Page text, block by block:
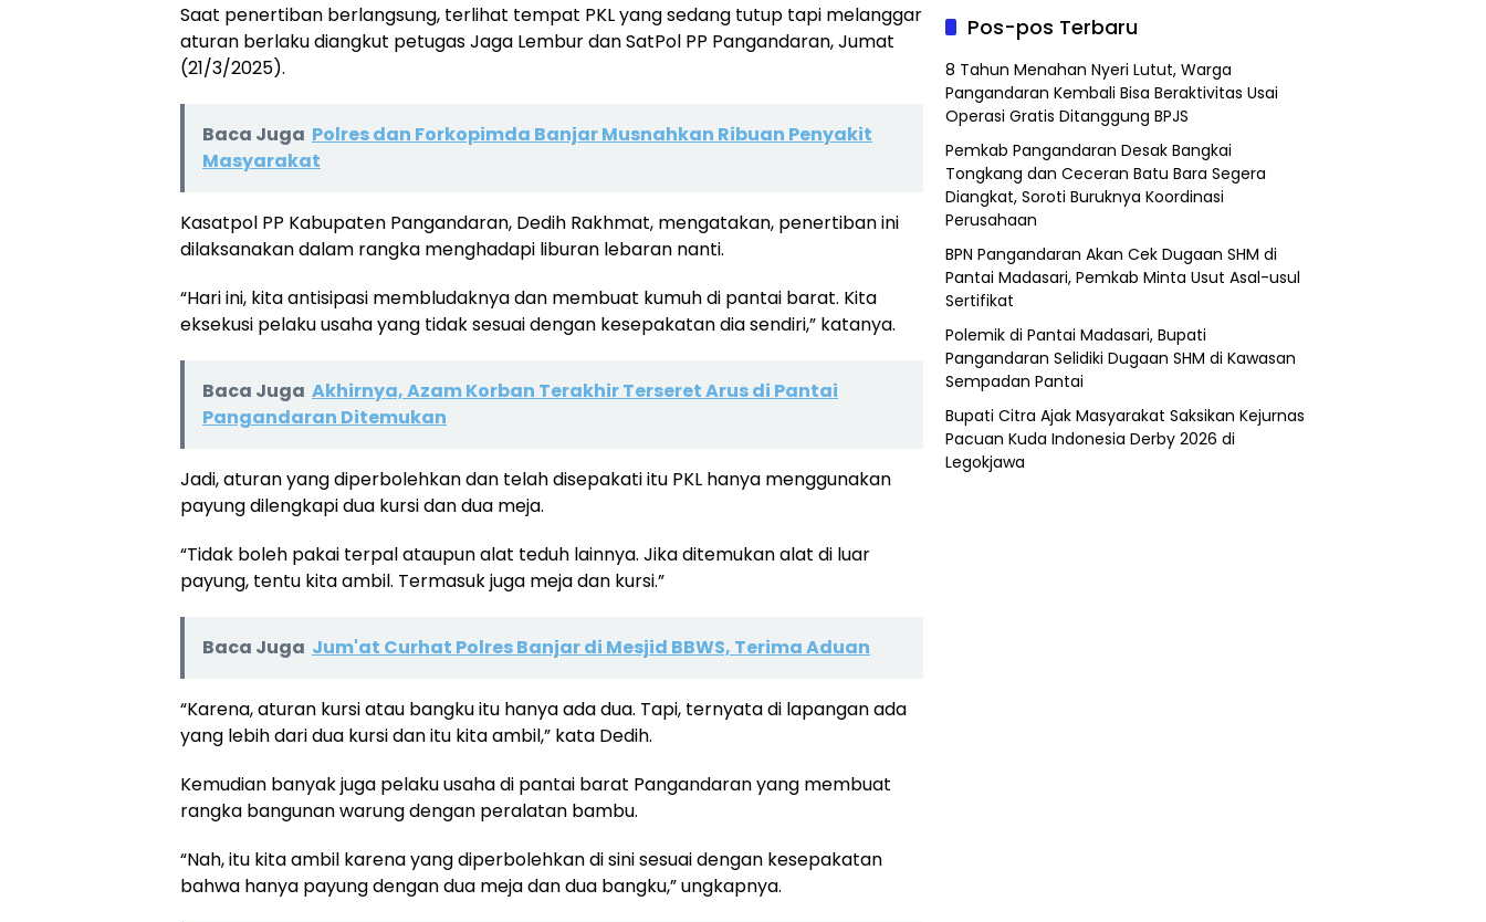
Saat penertiban berlangsung, terlihat tempat PKL yang sedang tutup tapi melanggar
aturan berlaku diangkut petugas Jaga Lembur dan SatPol PP Pangandaran, Jumat
(21/3/2025).
Baca Juga Polres dan Forkopimda Banjar Musnahkan Ribuan Penyakit
Masyarakat
Kasatpol PP Kabupaten Pangandaran, Dedih Rakhmat, mengatakan, penertiban ini
dilaksanakan dalam rangka menghadapi liburan lebaran nanti.
“Hari ini, kita antisipasi membludaknya dan membuat kumuh di pantai barat. Kita
eksekusi pelaku usaha yang tidak sesuai dengan kesepakatan dia sendiri,” katanya.
Baca Juga Akhirnya, Azam Korban Terakhir Terseret Arus di Pantai
Pangandaran Ditemukan
Jadi, aturan yang diperbolehkan dan telah disepakati itu PKL hanya menggunakan
payung dilengkapi dua kursi dan dua meja.
“Tidak boleh pakai terpal ataupun alat teduh lainnya. Jika ditemukan alat di luar
payung, tentu kita ambil. Termasuk juga meja dan kursi.”
Baca Juga Jum'at Curhat Polres Banjar di Mesjid BBWS, Terima Aduan
“Karena, aturan kursi atau bangku itu hanya ada dua. Tapi, ternyata di lapangan ada
yang lebih dari dua kursi dan itu kita ambil,” kata Dedih.
Kemudian banyak juga pelaku usaha di pantai barat Pangandaran yang membuat
rangka bangunan warung dengan peralatan bambu.
“Nah, itu kita ambil karena yang diperbolehkan di sini sesuai dengan kesepakatan
bahwa hanya payung dengan dua meja dan dua bangku,” ungkapnya.
Pos-pos Terbaru
8 Tahun Menahan Nyeri Lutut, Warga
Pangandaran Kembali Bisa Beraktivitas Usai
Operasi Gratis Ditanggung BPJS
Pemkab Pangandaran Desak Bangkai
Tongkang dan Ceceran Batu Bara Segera
Diangkat, Soroti Buruknya Koordinasi
Perusahaan
BPN Pangandaran Akan Cek Dugaan SHM di
Pantai Madasari, Pemkab Minta Usut Asal-usul
Sertifikat
Polemik di Pantai Madasari, Bupati
Pangandaran Selidiki Dugaan SHM di Kawasan
Sempadan Pantai
Bupati Citra Ajak Masyarakat Saksikan Kejurnas
Pacuan Kuda Indonesia Derby 2026 di
Legokjawa